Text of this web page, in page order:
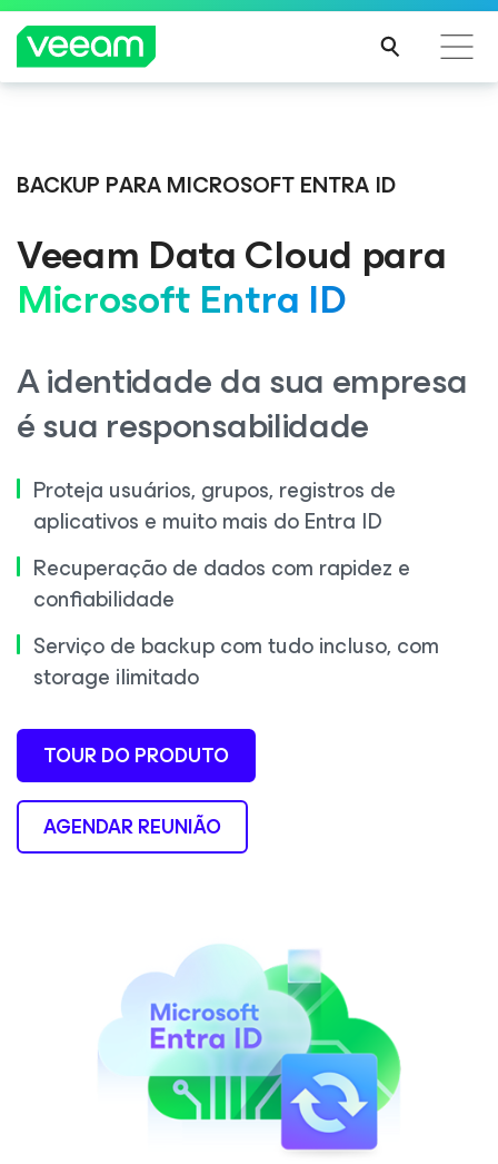
LEIA
BACKUP PARA MICROSOFT ENTRA ID
Veeam Data Cloud para
Microsoft Entra ID
A identidade da sua empresa
é sua responsabilidade
Proteja usuários, grupos, registros de
aplicativos e muito mais doEntra ID
Recuperação de dados com rapidez e
confiabilidade
Serviço de backup com tudo incluso, com
storage ilimitado
TOUR DO PRODUTO
AGENDAR REUNIÃO